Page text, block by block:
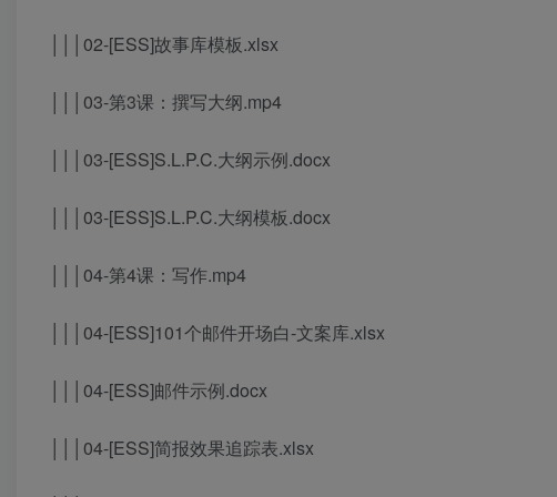
│││02-[ESS]故事库模板.xlsx
│││03-第3课：撰写大纲.mp4
│││03-[ESS]S.L.P.C.大纲示例.docx
│││03-[ESS]S.L.P.C.大纲模板.docx
│││04-第4课：写作.mp4
│││04-[ESS]101个邮件开场白-文案库.xlsx
│││04-[ESS]邮件示例.docx
│││04-[ESS]简报效果追踪表.xlsx